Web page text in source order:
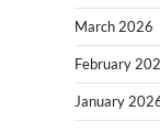
March 2026
February
January